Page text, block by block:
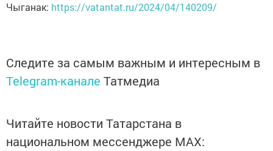
Чыганак: https://vatantat.ru/2024/04/140209/
Следите за самым важным и интересным в
Telegram-канале Татмедиа
Читайте новости Татарстана в
национальном мессенджере MАХ: